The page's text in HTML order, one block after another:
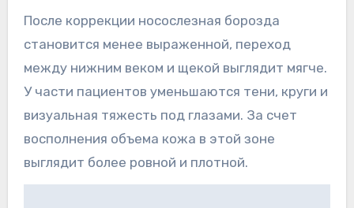
После коррекции носослезная борозда
становится менее выраженной, переход
между нижним веком и щекой выглядит мягче.
У части пациентов уменьшаются тени, круги и
визуальная тяжесть под глазами. За счет
восполнения объема кожа в этой зоне
выглядит более ровной и плотной.